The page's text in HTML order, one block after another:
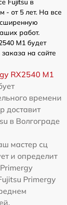
Fujitsu в
- от 5 лет. На все
работ.
M1 будет
на сайте
RX2540 M1
времени
доставит
в Волгограде
мастер сц
и определит
Primergy